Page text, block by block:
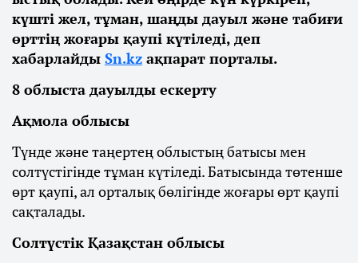
күшті жел, тұман, шаңды дауыл және табиғи
өрттің жоғары қаупі күтіледі, деп
хабарлайды Sn.kz ақпарат порталы.
8 облыста дауылды ескерту
Ақмола облысы
Түнде және таңертең облыстың батысы мен
солтүстігінде тұман күтіледі. Батысында төтенше
өрт қаупі, ал орталық бөлігінде жоғары өрт қаупі
сақталады.
Солтүстік Қазақстан облысы